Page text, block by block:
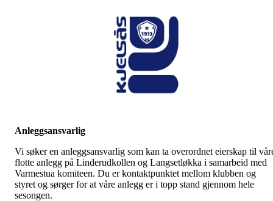
Anleggsansvarlig
Vi søker en anleggsansvarlig som kan ta overordnet eierskap til
flotte anlegg på Linderudkollen og Langsetløkka i samarbeid med
Varmestua komiteen. Du er kontaktpunktet mellom klubben og
styret og sørger for at våre anlegg er i topp stand gjennom hele
sesongen.